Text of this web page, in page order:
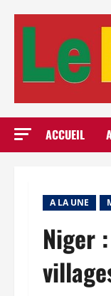
ACCUEIL
A LA UNE
Niger